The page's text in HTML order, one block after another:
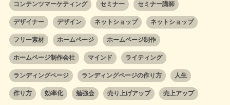
コンテンツマーケティング セミナー セミナー講師
デザイナー デザイン ネットショップ ネットショップ
フリー素材 ホームページ ホームページ制作
ホームページ制作会社 マインド ライティング
ランディングページ ランディングページの作り方 人生
作り方 効率化 勉強会 売り上げアップ 売上アップ